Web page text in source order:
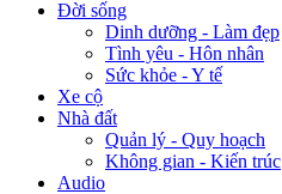
Đời sống
Dinh dưỡng - Làm đẹp
Tình yêu - Hôn nhân
Sức khỏe - Y tế
Xe cộ
Nhà đất
Quản lý - Quy hoạch
Không gian - Kiến trúc
Audio